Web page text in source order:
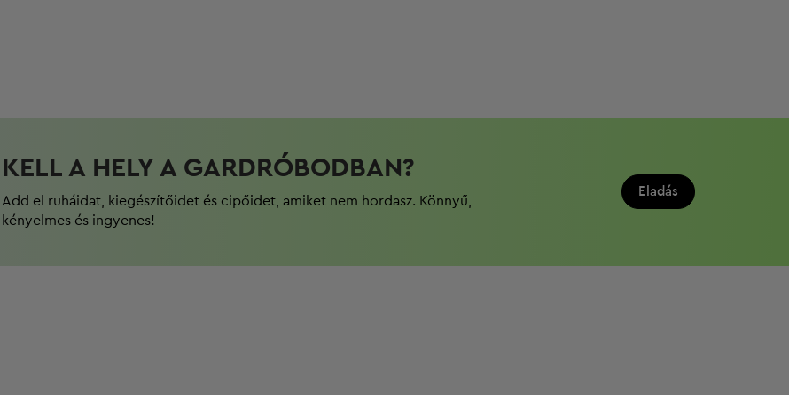
KELL A HELY A GARDRÓBODBAN?
Add el ruháidat, kiegészítőidet és cipőidet, amiket nem hordasz. Könnyű,
kényelmes és ingyenes!
Eladás